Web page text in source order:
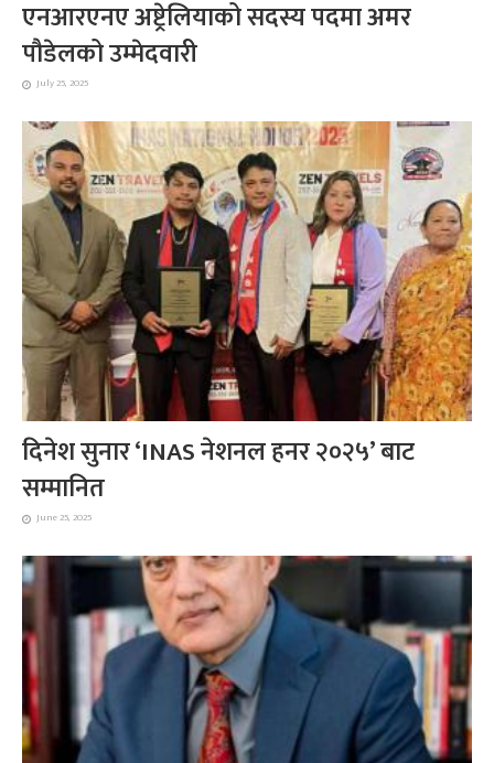
एनआरएनए अष्ट्रेलियाको सदस्य पदमा अमर
पौडेलको उम्मेदवारी
July 25, 2025
दिनेश सुनार ‘INAS नेशनल हनर २०२५’ बाट
सम्मानित
June 25, 2025